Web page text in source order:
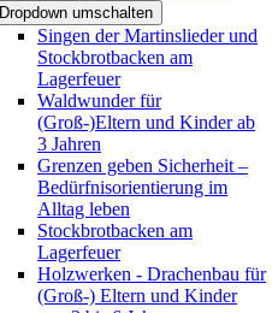
Dropdown umschalten
Singen der Martinslieder und
Stockbrotbacken am
Lagerfeuer
Waldwunder für
(Groß-)Eltern und Kinder ab
3 Jahren
Grenzen geben Sicherheit –
Bedürfnisorientierung im
Alltag leben
Stockbrotbacken am
Lagerfeuer
Holzwerken - Drachenbau für
(Groß-) Eltern und Kinder